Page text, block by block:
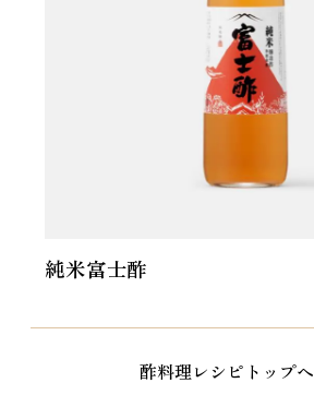
純米富士酢
酢料理レシピトップへ